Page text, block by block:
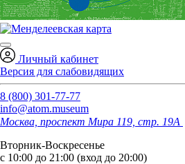
Личный кабинет
Версия для слабовидящих
8 (800) 301-77-77
info@atom.museum
Москва, проспект Мира 119, стр. 19А
Вторник-Воскресенье
с 10:00 до 21:00 (вход до 20:00)